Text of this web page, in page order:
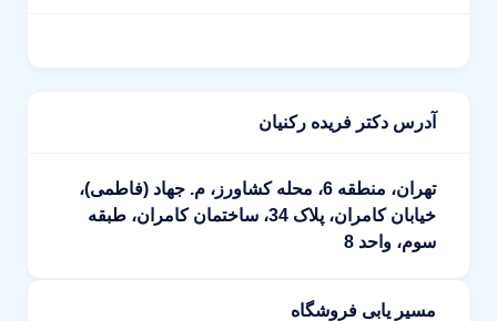
آدرس دکتر فریده رکنیان
تهران، منطقه 6، محله کشاورز، م. جهاد (فاطمی)،
خیابان کامران، پلاک 34، ساختمان کامران، طبقه
سوم، واحد 8
مسیر یابی فروشگاه